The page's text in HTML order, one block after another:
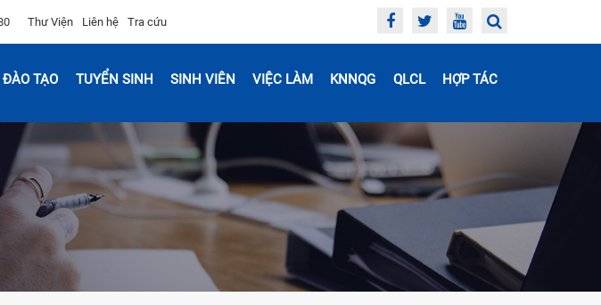
Thư Viện Liên hệ Tra cứu
ĐÀO TẠO TUYỂN SINH SINH VIÊN VIỆC LÀM KNNQG QLCL HỢP TÁC